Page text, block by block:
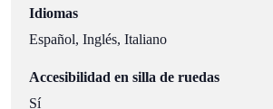
Idiomas
Español, Inglés, Italiano
Accesibilidad en silla de ruedas
Sí